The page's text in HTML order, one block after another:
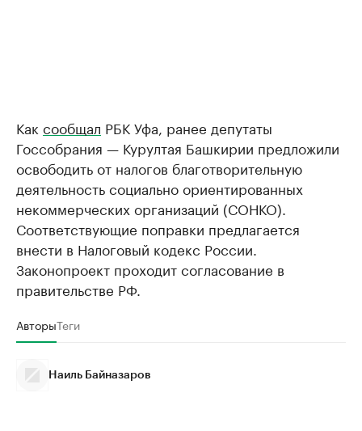
Как сообщал РБК Уфа, ранее депутаты
Госсобрания — Курултая Башкирии предложили
освободить от налогов благотворительную
деятельность социально ориентированных
некоммерческих организаций (СОНКО).
Соответствующие поправки предлагается
внести в Налоговый кодекс России.
Законопроект проходит согласование в
правительстве РФ.
АвторыТеги
Наиль Байназаров